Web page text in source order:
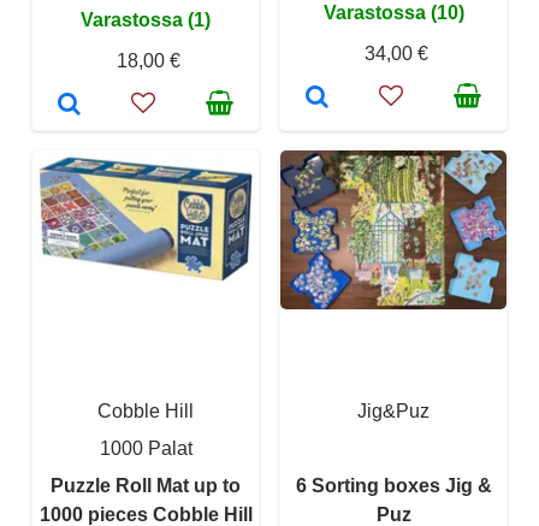
Varastossa (1)
18,00 €
Varastossa (10)
34,00 €
Cobble Hill
1000 Palat
Puzzle Roll Mat up to
1000 pieces Cobble Hill
Jig&Puz
6 Sorting boxes Jig &
Puz